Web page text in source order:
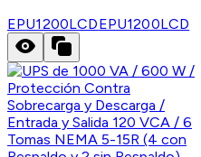
EPU1200LCDEPU1200LCD